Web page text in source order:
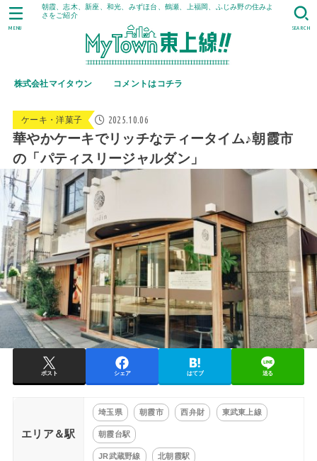
朝霞、志木、新座、和光、みずほ台、鶴瀬、上福岡、ふじみ野の住みよ
さをご紹介
株式会社マイタウン コメントはコチラ
SEARCH
MENU
ケーキ・洋菓子 2025.10.06
華やかケーキでリッチなティータイム♪朝霞市
の「パティスリージャルダン」
ポスト シェア はてブ 送る
エリア＆駅
埼玉県 朝霞市 西弁財 東武東上線
朝霞台駅
JR武蔵野線 北朝霞駅